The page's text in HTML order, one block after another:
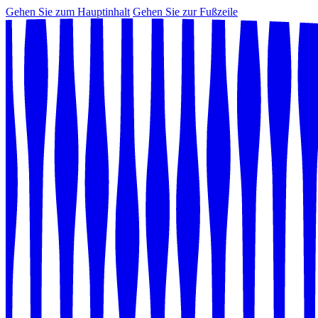
Gehen Sie zum Hauptinhalt Gehen Sie zur Fußzeile